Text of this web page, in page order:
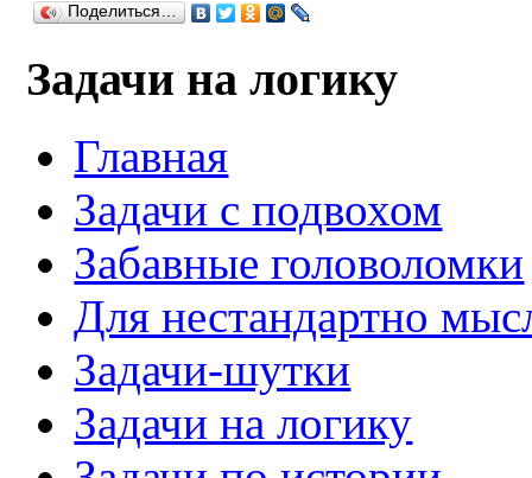
Поделиться…
Задачи на логику
Главная
Задачи с подвохом
Забавные головоломки
Для нестандартно
Задачи-шутки
Задачи на логику